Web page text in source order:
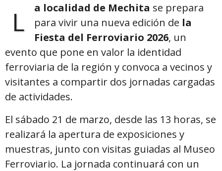
L a localidad de Mechita se prepara
para vivir una nueva edición de la
Fiesta del Ferroviario 2026, un
evento que pone en valor la identidad
ferroviaria de la región y convoca a vecinos y
visitantes a compartir dos jornadas cargadas
de actividades.
El sábado 21 de marzo, desde las 13 horas, se
realizará la apertura de exposiciones y
muestras, junto con visitas guiadas al Museo
Ferroviario. La jornada continuará con un